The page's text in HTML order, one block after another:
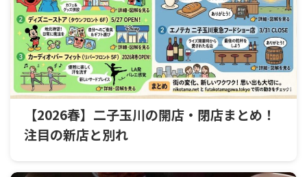
【2026春】二子玉川の開店・閉店まとめ！
注目の新店と別れ